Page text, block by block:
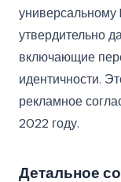
универсальному
утвердительно
включающие
идентичности.
рекламное
2022 году.
Детальное